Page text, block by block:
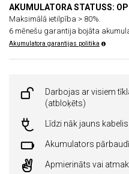
AKUMULATORA STATUSS:
Maksimālā ietilpība > 80%.
6 mēnešu garantija bojāta
Akumulatora garantijas politika
Darbojas ar visiem
(atbloķēts)
Līdzi nāk jauns kabelis
Akumulators
Apmierināts vai